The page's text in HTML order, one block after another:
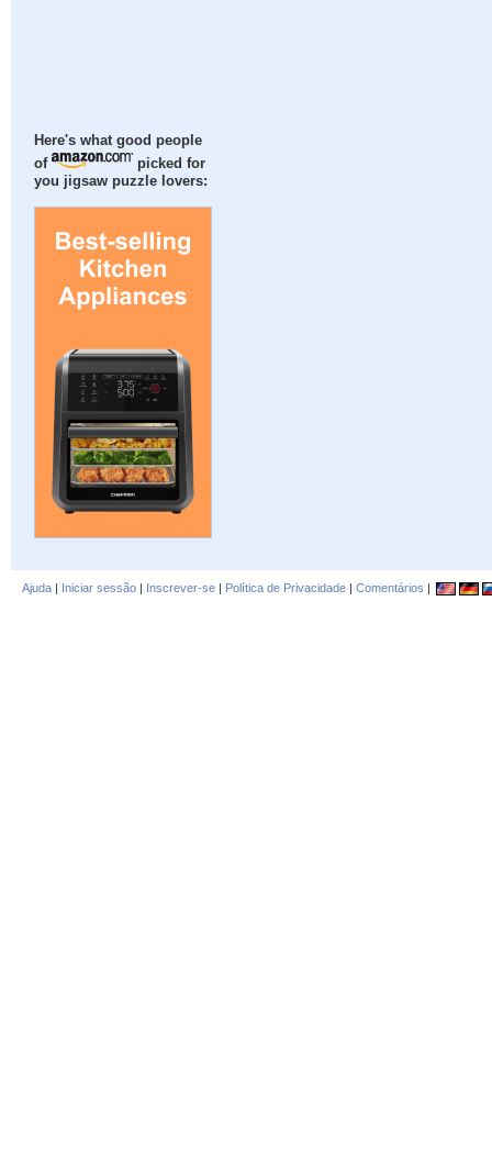
Here's what good people
of
picked for
you jigsaw puzzle lovers:
Ajuda | Iniciar sessão | Inscrever-se | Política de Privacidade | Comentários |